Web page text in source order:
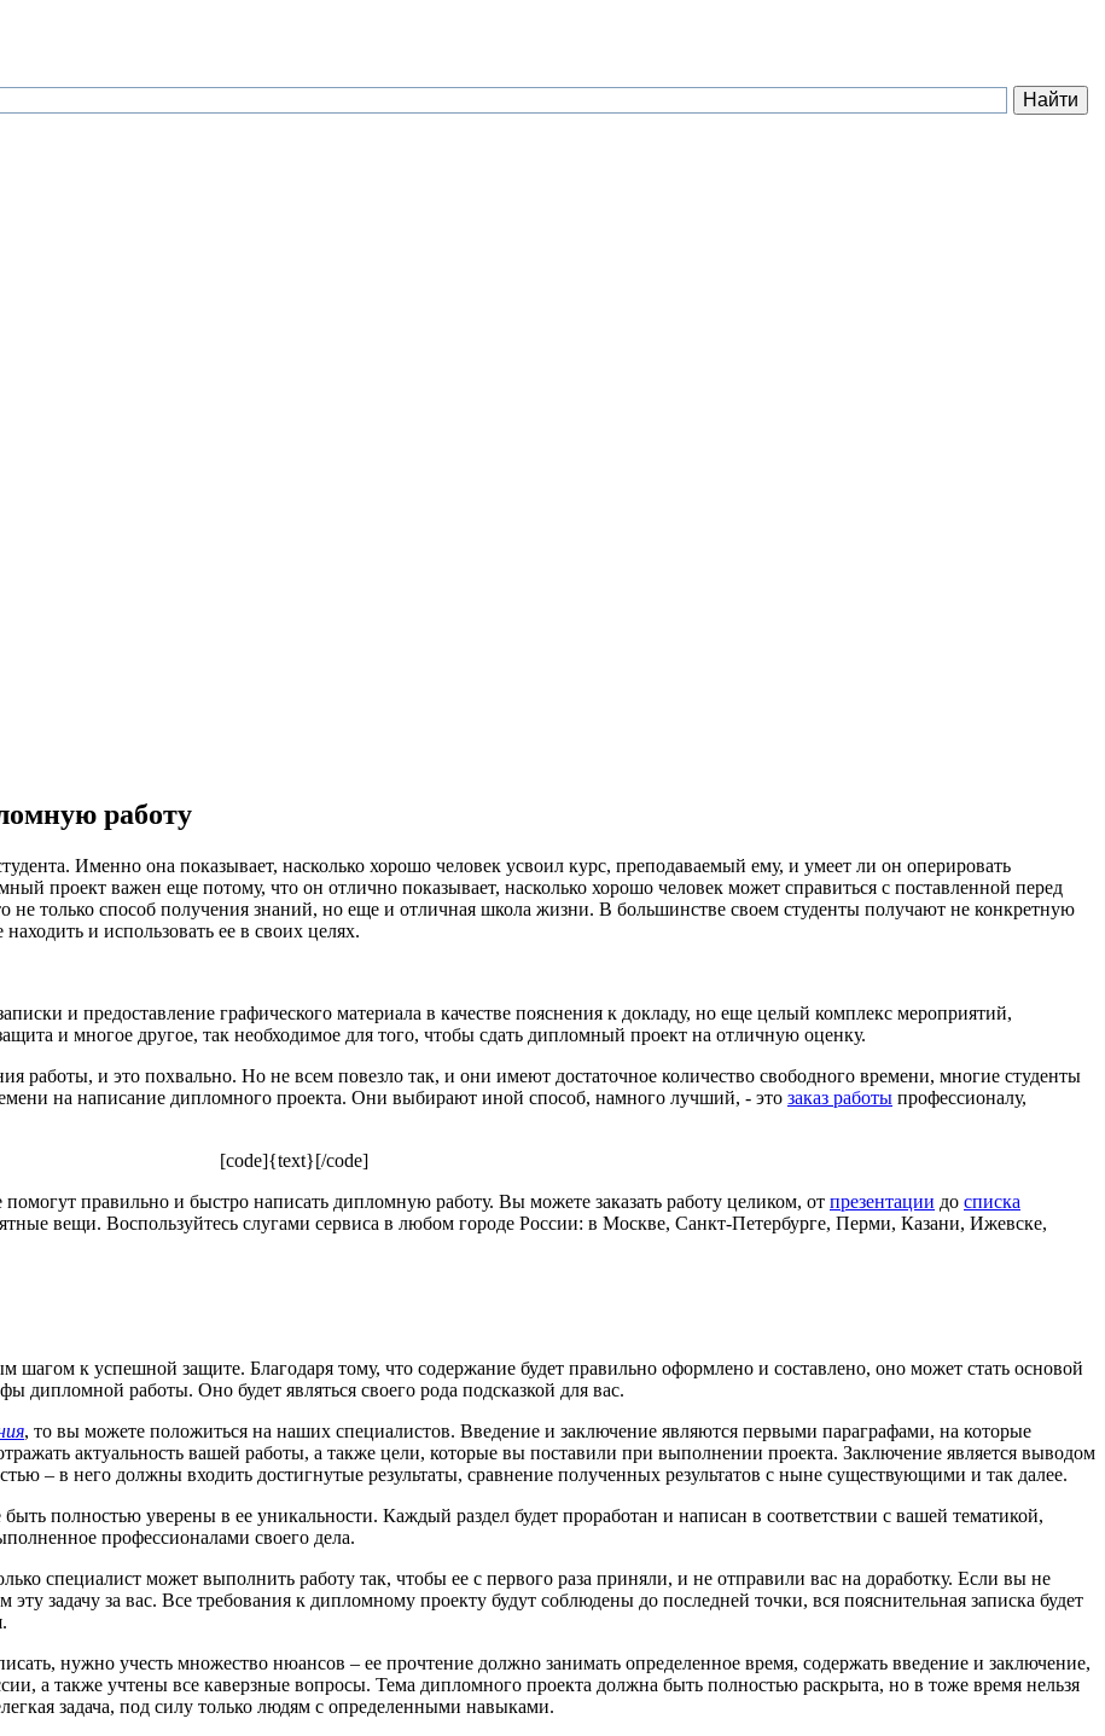
работу
Именно она показывает, насколько хорошо человек усвоил курс, преподаваемый ему, и умеет ли он оперировать
проект важен еще потому, что он отлично показывает, насколько хорошо человек может справиться с поставленной перед
не только способ получения знаний, но еще и отличная школа жизни. В большинстве своем студенты получают не конкретную
и использовать ее в своих целях.
и предоставление графического материала в качестве пояснения к докладу, но еще целый комплекс мероприятий,
и многое другое, так необходимое для того, чтобы сдать дипломный проект на отличную оценку.
работы, и это похвально. Но не всем повезло так, и они имеют достаточное количество свободного времени, многие студенты
на написание дипломного проекта. Они выбирают иной способ, намного лучший, - это заказ работы профессионалу,
[code]{text}[/code]
правильно и быстро написать дипломную работу. Вы можете заказать работу целиком, от презентации до списка
вещи. Воспользуйтесь слугами сервиса в любом городе России: в Москве, Санкт-Петербурге, Перми, Казани, Ижевске,
шагом к успешной защите. Благодаря тому, что содержание будет правильно оформлено и составлено, оно может стать основой
дипломной работы. Оно будет являться своего рода подсказкой для вас.
, то вы можете положиться на наших специалистов. Введение и заключение являются первыми параграфами, на которые
актуальность вашей работы, а также цели, которые вы поставили при выполнении проекта. Заключение является выводом
– в него должны входить достигнутые результаты, сравнение полученных результатов с ныне существующими и так далее.
полностью уверены в ее уникальности. Каждый раздел будет проработан и написан в соответствии с вашей тематикой,
профессионалами своего дела.
специалист может выполнить работу так, чтобы ее с первого раза приняли, и не отправили вас на доработку. Если вы не
задачу за вас. Все требования к дипломному проекту будут соблюдены до последней точки, вся пояснительная записка будет
нужно учесть множество нюансов – ее прочтение должно занимать определенное время, содержать введение и заключение,
а также учтены все каверзные вопросы. Тема дипломного проекта должна быть полностью раскрыта, но в тоже время нельзя
задача, под силу только людям с определенными навыками.